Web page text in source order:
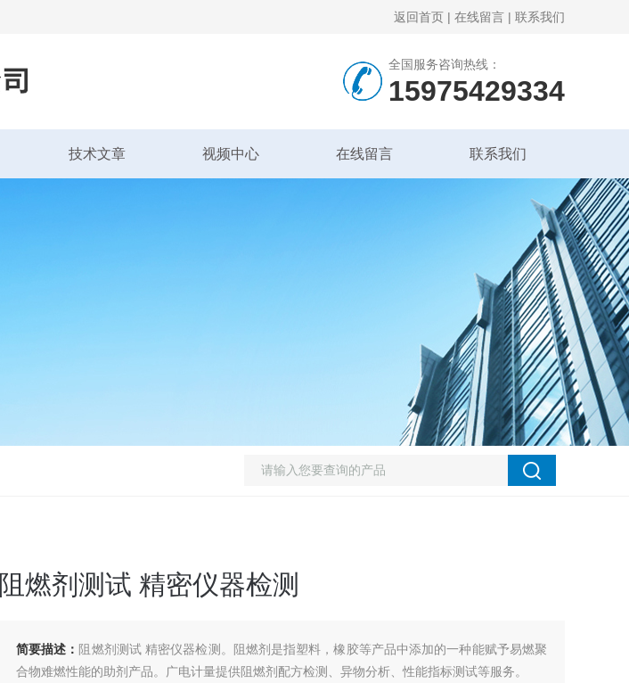
返回首页 | 在线留言 | 联系我们
全国服务咨询热线：
15975429334
技术文章 视频中心 在线留言 联系我们
阻燃剂测试 精密仪器检测
简要描述： 阻燃剂测试 精密仪器检测。阻燃剂是指塑料，橡胶等产品中添加的一种能赋予易燃聚
合物难燃性能的助剂产品。广电计量提供阻燃剂配方检测、异物分析、性能指标测试等服务。